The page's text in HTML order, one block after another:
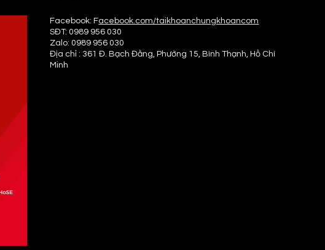
Facebook: Facebook.com/taikhoanchungkhoancom
SĐT:0989 956 030
Zalo:0989 956 030
Địa chỉ : 361 Đ. Bạch Đằng, Phường 15, Bình Thạnh, Hồ Chí
Minh